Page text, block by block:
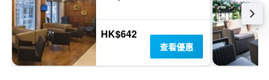
HK$642
查看優惠